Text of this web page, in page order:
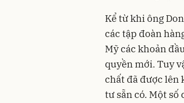
Kể từ khi ông
các tập đoàn
Mỹ các khoản
quyền mới. Tuy
chất đã được lên
tư sẵn có. Một